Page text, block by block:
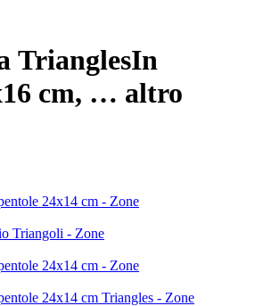
TrianglesIn
cm, … altro
24x14 cm - Zone
Triangoli - Zone
24x14 cm - Zone
24x14 cm Triangles - Zone